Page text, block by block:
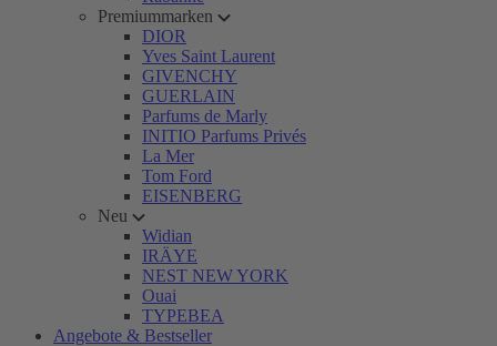
Premiummarken
DIOR
Yves Saint Laurent
GIVENCHY
GUERLAIN
Parfums de Marly
INITIO Parfums Privés
La Mer
Tom Ford
EISENBERG
Neu
Widian
IRÄYE
NEST NEW YORK
Ouai
TYPEBEA
Angebote & Bestseller